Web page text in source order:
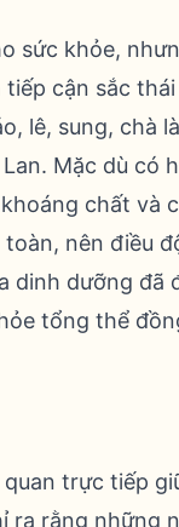
sức khỏe,
cận sắc
lê, sung, chà
Mặc dù có
chất và
nên điều
dinh dưỡng
tổng thể
trực tiếp
ra rằng những